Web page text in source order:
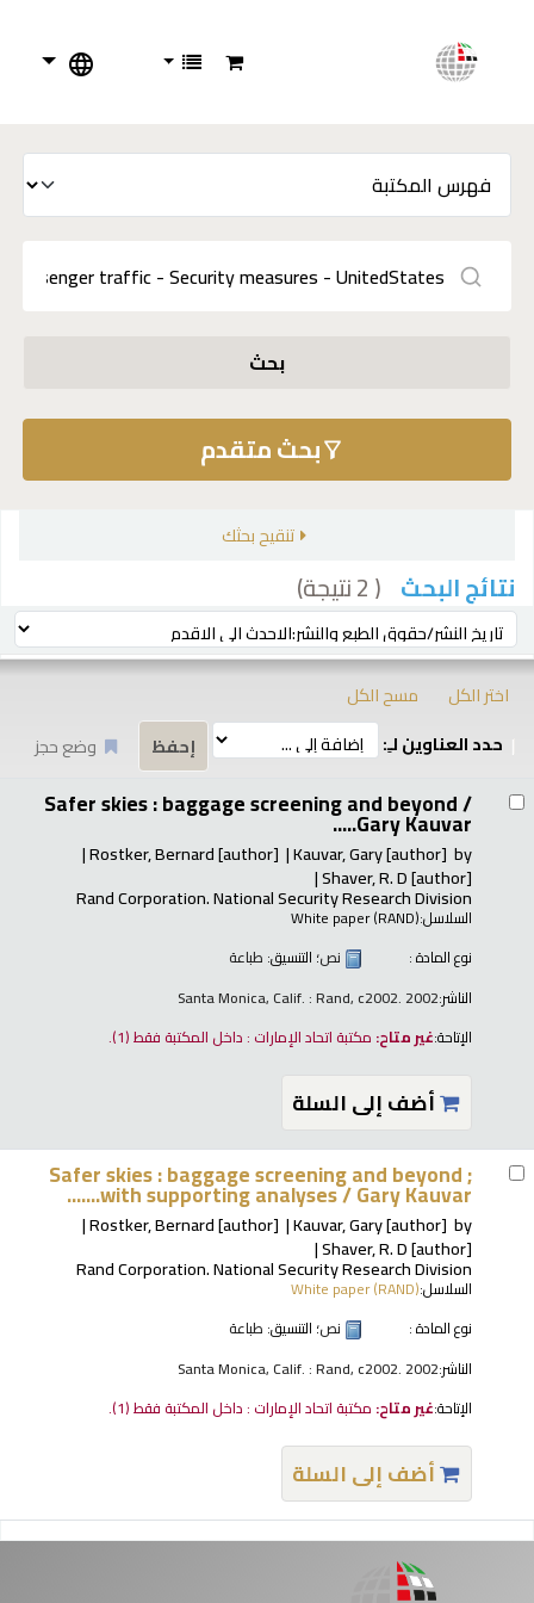
بحث
بحث متقدم
تنقيح بحثك
نتائج البحث ( 2 نتيجة)
ترتيب بواسطة:
اختر الكل
مسح الكل
حدد العناوين لـِ:
وضع حجز
Safer skies : baggage screening and beyond /
Gary Kauvar.....
by
Kauvar, Gary[author]
Rostker, Bernard[author]
Shaver, R. D[author]
Rand Corporation. National Security Research Division
السلاسل:White paper (RAND)
نوع المادة :
نص؛ التنسيق: طباعة
الناشر:Santa Monica, Calif. : Rand, c2002. 2002
الإتاحة:غير متاح: مكتبة اتحاد الإمارات : داخل المكتبة فقط(1).
أضف إلى السلة
Safer skies : baggage screening and beyond ;
with supporting analyses /Gary Kauvar.......
by
Kauvar, Gary[author]
Rostker, Bernard[author]
Shaver, R. D[author]
Rand Corporation. National Security Research Division
السلاسل:White paper (RAND)
نوع المادة :
نص؛ التنسيق: طباعة
الناشر:Santa Monica, Calif. : Rand, c2002. 2002
الإتاحة:غير متاح: مكتبة اتحاد الإمارات : داخل المكتبة فقط(1).
أضف إلى السلة